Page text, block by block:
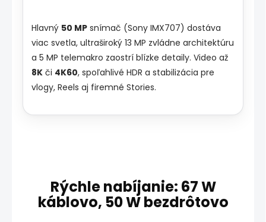
Hlavný 50 MPsnímač (Sony IMX707) dostáva
viac svetla, ultraširoký 13 MP zvládne architektúru
a 5 MP telemakro zaostrí blízke detaily. Video až
8Kči 4K60, spoľahlivé HDR a stabilizácia pre
vlogy, Reels aj firemné Stories.
Rýchle nabíjanie: 67 W
káblovo, 50 W bezdrôtovo